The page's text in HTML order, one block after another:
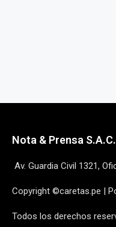
Nota & Prensa S.A.C.
Av. Guardia Civil 1321,
Copyright ©caretas.pe |
Todos los derechos